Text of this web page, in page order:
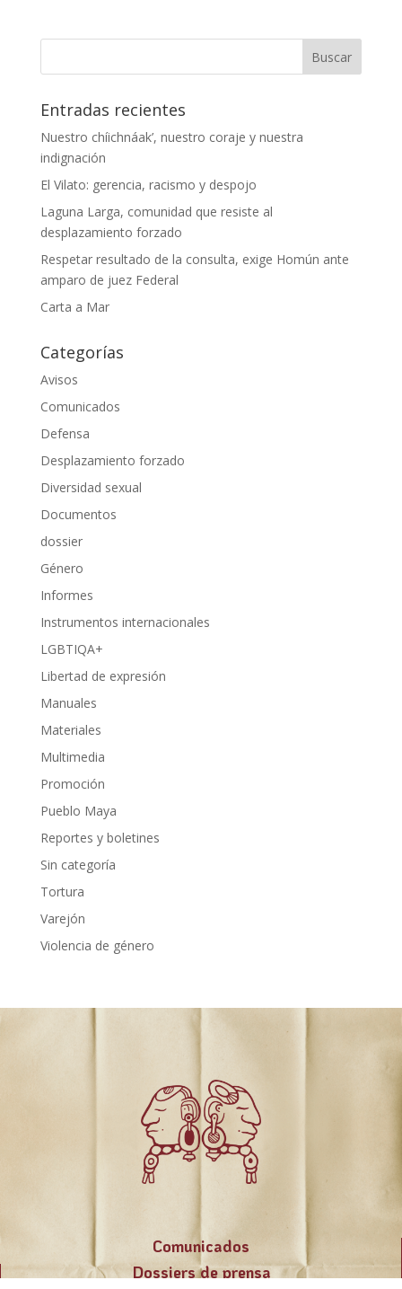
Entradas recientes
Nuestro chíichnáak’, nuestro coraje y nuestra
indignación
El Vilato: gerencia, racismo y despojo
Laguna Larga, comunidad que resiste al
desplazamiento forzado
Respetar resultado de la consulta, exige Homún ante
amparo de juez Federal
Carta a Mar
Categorías
Avisos
Comunicados
Defensa
Desplazamiento forzado
Diversidad sexual
Documentos
dossier
Género
Informes
Instrumentos internacionales
LGBTIQA+
Libertad de expresión
Manuales
Materiales
Multimedia
Promoción
Pueblo Maya
Reportes y boletines
Sin categoría
Tortura
Varejón
Violencia de género
Comunicados
Dossiers de prensa